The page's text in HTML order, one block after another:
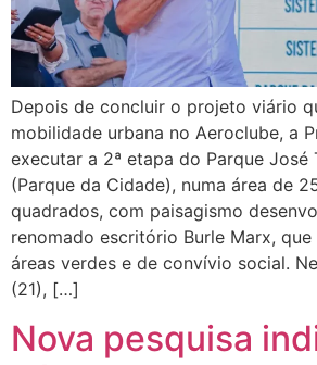
Depois de concluir o projeto viário
mobilidade urbana no Aeroclube, a
executar a 2ª etapa do Parque José
(Parque da Cidade), numa área de
quadrados, com paisagismo
renomado escritório Burle Marx,
áreas verdes e de convívio social.
(21), […]
Nova pesquisa